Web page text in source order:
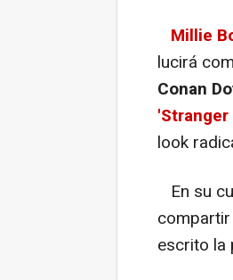
Millie
lucirá
Conan
look
En su
escrito la